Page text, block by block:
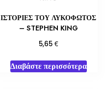
ΙΣΤΟΡΙΕΣ ΤΟΥ ΛΥΚΟΦΩΤΟΣ
– STEPHEN KING
5,65 €
Διαβάστε περισσότερα